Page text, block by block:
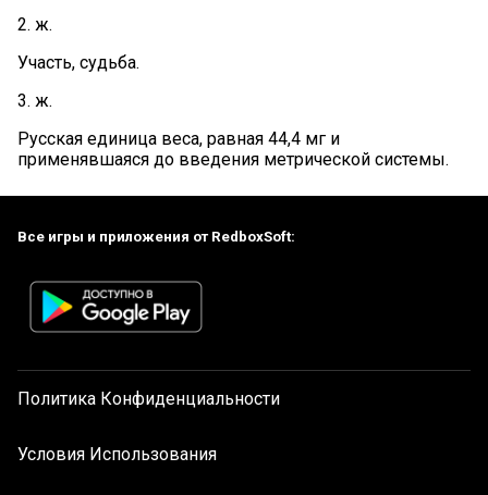
2. ж.
Участь, судьба.
3. ж.
Русская единица веса, равная 44,4 мг и
применявшаяся до введения метрической системы.
Все игры и приложения от RedboxSoft:
Политика Конфиденциальности
Условия Использования